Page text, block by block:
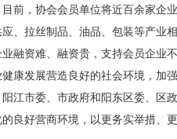
前，协会会员单位将近百余家企
拉丝制品、油品、包装等产业
融资难、融资贵，支持会员企业
发展营造良好的社会环境，加
江市委、市政府和阳东区委、
良好营商环境，以更务实举措